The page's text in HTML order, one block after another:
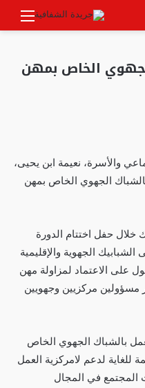
الخاص بمهن
والأسرة، نعيمة ابن يحيى،
الجهوي الخاص بمهن
خلال حفل اختتام الدورة
الشبابيك الجهوية والإقليمية
على الاعتماد لمزاولة مهن
مسؤولين مركزيين وجهويين
بالشباك الجهوي الخاص
للغاية لدعم لامركزية العمل
المجتمع في المجال